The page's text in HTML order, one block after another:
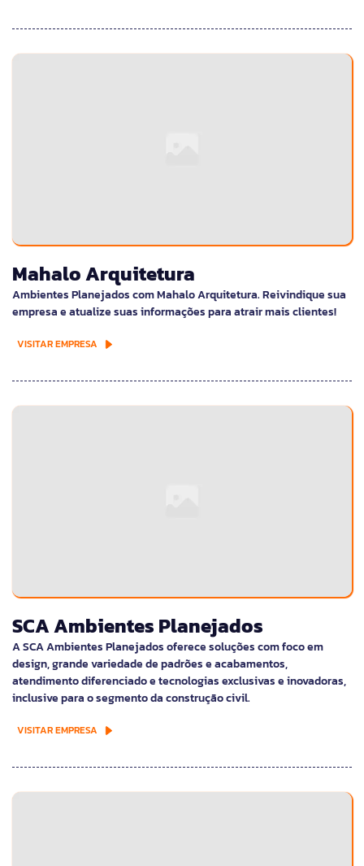
Mahalo Arquitetura
Ambientes Planejados com Mahalo Arquitetura. Reivindique sua
empresa e atualize suas informações para atrair mais clientes!
VISITAR EMPRESA
SCA Ambientes Planejados
A SCA Ambientes Planejados oferece soluções com foco em
design, grande variedade de padrões e acabamentos,
atendimento diferenciado e tecnologias exclusivas e inovadoras,
inclusive para o segmento da construção civil.
VISITAR EMPRESA